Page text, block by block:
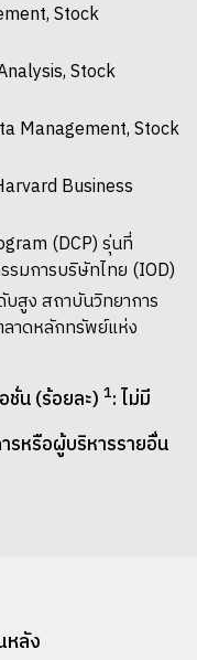
Stock
Stock
Management, Stock
Business
(DCP) รุ่นที่
มการบริษัทไทย (IOD)
สูง สถาบันวิทยาการ
าดหลักทรัพย์แห่ง
ชั่น (ร้อยละ) 1: ไม่มี
หรือผู้บริหารรายอื่น
หลัง